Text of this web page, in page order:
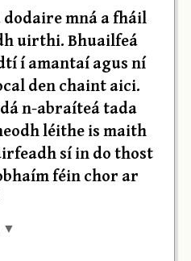
dodaire mná a fháil
uirthi. Bhuailfeá
í amantaí agus ní
den chaint aici.
n-abraíteá tada
léithe is maith
sí in do thost
féin chor ar
▼